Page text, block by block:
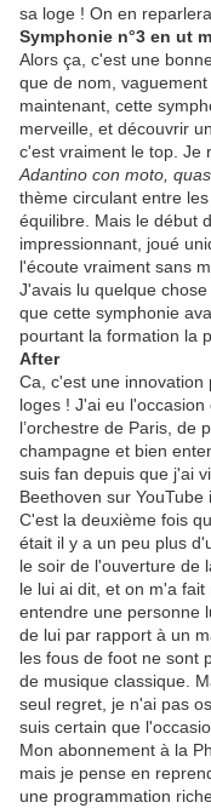
sa loge ! On en
Symphonie n°3 en ut
Alors ça, c'est une
que de nom,
maintenant, cette
merveille, et découvrir
c'est vraiment le top. Je
Adantino con moto,
thème circulant entre
équilibre. Mais le début
impressionnant, joué
l'écoute vraiment sans
J'avais lu quelque
que cette symphonie
pourtant la formation la
After
Ca, c'est une
loges ! J'ai eu
l’orchestre de Paris, de
champagne et bien
suis fan depuis que j'ai
Beethoven sur YouTube
C'est la deuxième fois
était il y a un peu plus
le soir de l'ouverture de
le lui ai dit, et on m'a
entendre une personne
de lui par rapport à un
les fous de foot ne sont
de musique classique.
seul regret, je n'ai pas
suis certain que
Mon abonnement à la
mais je pense en
une programmation